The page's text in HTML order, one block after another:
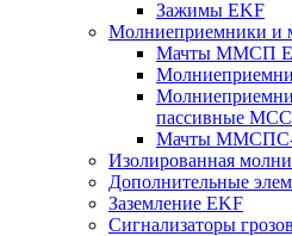
Зажимы EKF
Молниеприемники и
Мачты ММСП
пассивные
Мачты
Изолированная
Дополнительные
Заземление EKF
Сигнализаторы